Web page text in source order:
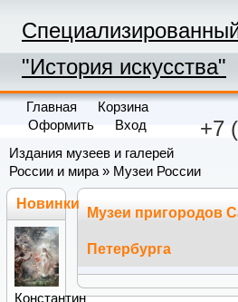
"История искусства"
+7
Главная
Корзина
Оформить
Вход
Издания музеев и галерей
России и мира» Музеи России
Музеи пригородов
Петербурга
Новинки
Константин